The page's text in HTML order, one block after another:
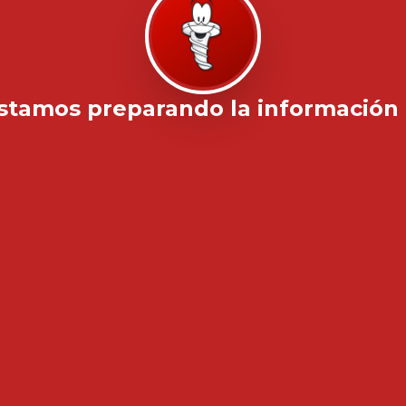
preparando la información